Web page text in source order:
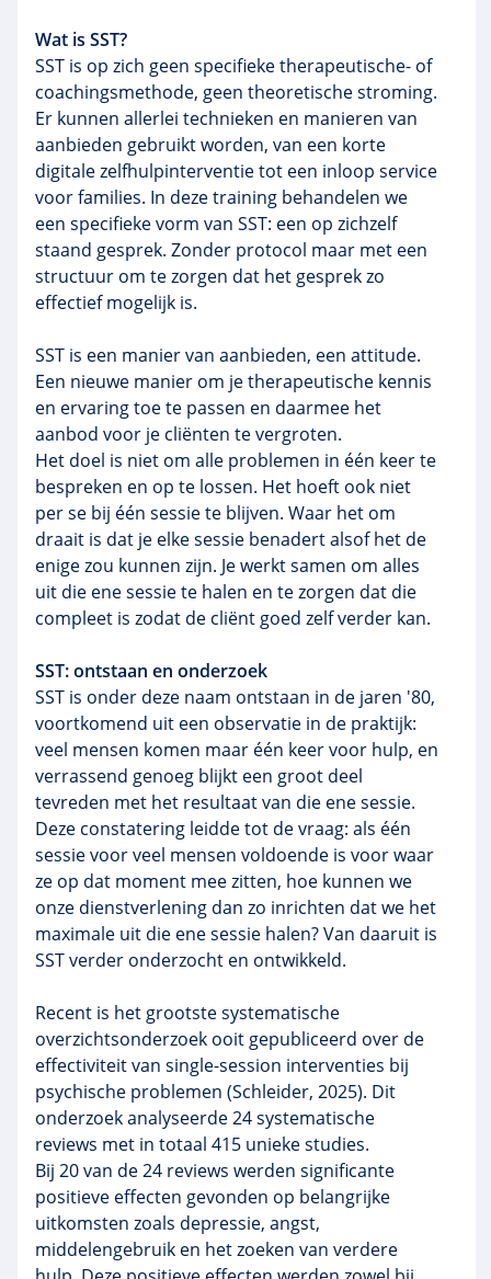
Wat is SST?
SST is op zich geen specifieke therapeutische- of
coachingsmethode, geen theoretische stroming.
Er kunnen allerlei technieken en manieren van
aanbieden gebruikt worden, van een korte
digitale zelfhulpinterventie tot een inloop service
voor families. In deze training behandelen we
een specifieke vorm van SST: een op zichzelf
staand gesprek. Zonder protocol maar met een
structuur om te zorgen dat het gesprek zo
effectief mogelijk is.
SST is een manier van aanbieden, een attitude.
Een nieuwe manier om je therapeutische kennis
en ervaring toe te passen en daarmee het
aanbod voor je cliënten te vergroten.
Het doel is niet om alle problemen in één keer te
bespreken en op te lossen. Het hoeft ook niet
per se bij één sessie te blijven. Waar het om
draait is dat je elke sessie benadert alsof het de
enige zou kunnen zijn. Je werkt samen om alles
uit die ene sessie te halen en te zorgen dat die
compleet is zodat de cliënt goed zelf verder kan.
SST: ontstaan en onderzoek
SST is onder deze naam ontstaan in de jaren '80,
voortkomend uit een observatie in de praktijk:
veel mensen komen maar één keer voor hulp, en
verrassend genoeg blijkt een groot deel
tevreden met het resultaat van die ene sessie.
Deze constatering leidde tot de vraag: als één
sessie voor veel mensen voldoende is voor waar
ze op dat moment mee zitten, hoe kunnen we
onze dienstverlening dan zo inrichten dat we het
maximale uit die ene sessie halen? Van daaruit is
SST verder onderzocht en ontwikkeld.
Recent is het grootste systematische
overzichtsonderzoek ooit gepubliceerd over de
effectiviteit van single-session interventies bij
psychische problemen (Schleider, 2025). Dit
onderzoek analyseerde 24 systematische
reviews met in totaal 415 unieke studies.
Bij 20 van de 24 reviews werden significante
positieve effecten gevonden op belangrijke
uitkomsten zoals depressie, angst,
middelengebruik en het zoeken van verdere